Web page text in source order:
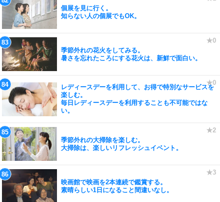
個展を見に行く。
知らない人の個展でもOK。
季節外れの花火をしてみる。
暑さを忘れたころにする花火は、新鮮で面白い。
レディースデーを利用して、お得で特別なサービスを
楽しむ。
毎日レディースデーを利用することも不可能ではな
い。
季節外れの大掃除を楽しむ。
大掃除は、楽しいリフレッシュイベント。
映画館で映画を2本連続で鑑賞する。
素晴らしい1日になること間違いなし。